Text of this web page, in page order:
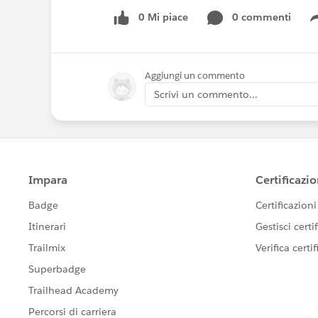
0 Mi piace 0 commenti
Aggiungi un commento
Scrivi un commento...